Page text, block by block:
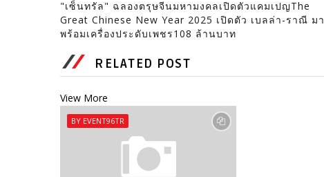
"เซ็นทรัล" ฉลองตรุษจีนมหามงคลเปิดตัวแคมเปญThe
Great Chinese New Year 2025 เปิดตัว เบลล่า-ราณี มา
พร้อมเครื่องประดับเพชร108 ล้านบาท
RELATED POST
View More
BY EVENT96TR